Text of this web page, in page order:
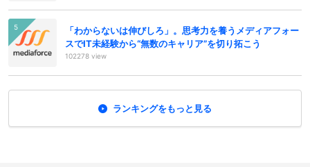
「わからないは伸びしろ」。思考力を養うメディアフォー
スでIT未経験から“無数のキャリア”を切り拓こう
102278 view
ランキングをもっと見る